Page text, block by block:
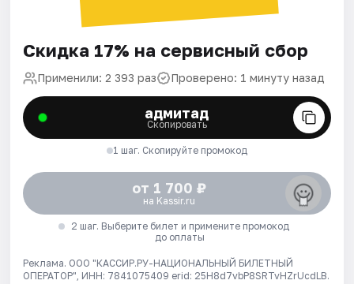
Скидка 17% на сервисный сбор
Применили: 2 393 раз Проверено: 1 минуту назад
адмитад
Скопировать
1 шаг. Скопируйте промокод
от 1 700 ₽
на Kassir.ru
2 шаг. Выберите билет и примените промокод
до оплаты
Реклама. ООО "КАССИР.РУ-НАЦИОНАЛЬНЫЙ БИЛЕТНЫЙ
ОПЕРАТОР", ИНН: 7841075409 erid: 25H8d7vbP8SRTvHZrUcdLB.